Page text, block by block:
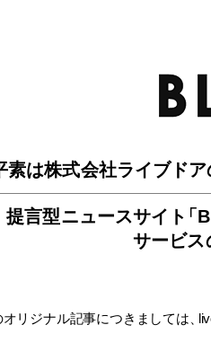
素は株式会社ライブド
提言型ニュースサイ ト「
サービス
オリジナル記事につきましては